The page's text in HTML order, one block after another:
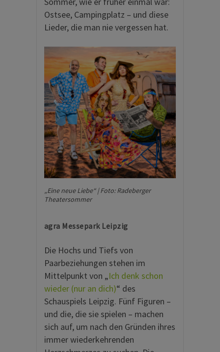
Ostsee, Campingplatz – und diese
Lieder, die man nie vergessen hat.
„Eine neue Liebe“ | Foto: Radeberger
Theatersommer
agra Messepark Leipzig
Die Hochs und Tiefs von
Paarbeziehungen stehen im
Mittelpunkt von „Ich denk schon
wieder (nur an dich)“ des
Schauspiels Leipzig. Fünf Figuren –
und die, die sie spielen – machen
sich auf, um nach den Gründen ihres
immer wiederkehrenden